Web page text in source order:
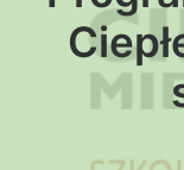
Wydarzenia
Oferta